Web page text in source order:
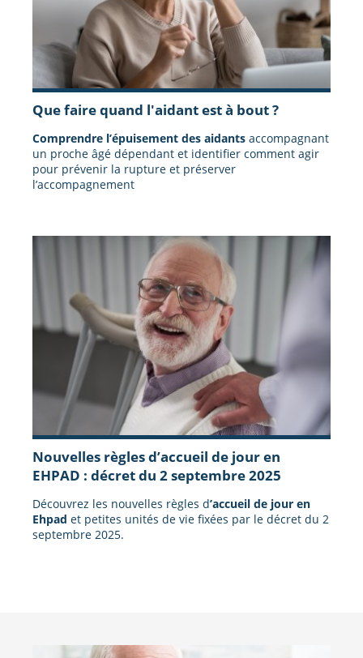
Que faire quand l'aidant est à bout ?
Comprendre l’épuisement des aidants accompagnant
un proche âgé dépendant et identifier comment agir
pour prévenir la rupture et préserver
l’accompagnement
Nouvelles règles d’accueil de jour en
EHPAD : décret du 2 septembre 2025
Découvrez les nouvelles règles d’accueil de jour en
Ehpad et petites unités de vie fixées par le décret du 2
septembre 2025.